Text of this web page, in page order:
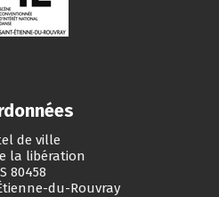
de ville
la libération
80458
du-Rouvray